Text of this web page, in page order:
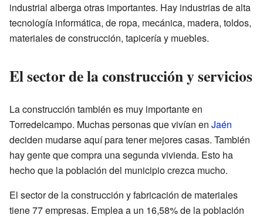
industrial alberga otras importantes. Hay industrias de alta
tecnología informática, de ropa, mecánica, madera, toldos,
materiales de construcción, tapicería y muebles.
El sector de la construcción y servicios
La construcción también es muy importante en
Torredelcampo. Muchas personas que vivían en Jaén
deciden mudarse aquí para tener mejores casas. También
hay gente que compra una segunda vivienda. Esto ha
hecho que la población del municipio crezca mucho.
El sector de la construcción y fabricación de materiales
tiene 77 empresas. Emplea a un 16,58% de la población